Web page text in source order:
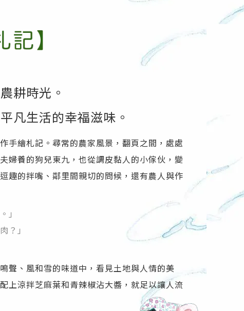
耕時光。
凡生活的幸福滋味。
手繪札記。尋常的農家風景，翻頁之間，處處
婦養的狗兒東九，也從調皮黏人的小傢伙，變
趣的拌嘴、鄰里間親切的問候，還有農人與作
」
？」
聲、風和雪的味道中，看見土地與人情的美
上涼拌芝麻葉和青辣椒沾大醬，就足以讓人流